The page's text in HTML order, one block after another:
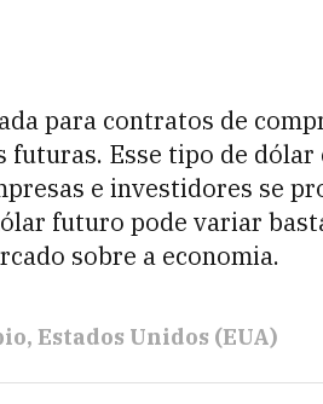
para contratos de
Esse tipo de dólar
e investidores se
futuro pode variar
sobre a economia.
Estados Unidos (EUA)